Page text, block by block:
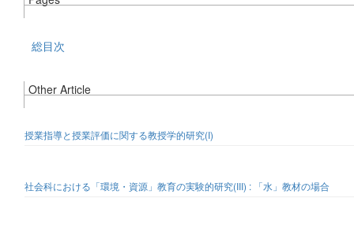
総目次
Other Article
授業指導と授業評価に関する教授学的研究(I)
社会科における「環境・資源」教育の実験的研究(III) : 「水」教材の場合